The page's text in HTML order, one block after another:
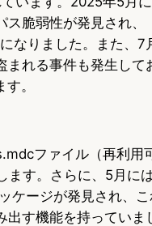
脆弱性が発見され、
なりました。また、7
まれる事件も発生して
。
ファイル（再利用
ます。さらに、5月に
ケージが発見され、こ
出す機能を持っていま